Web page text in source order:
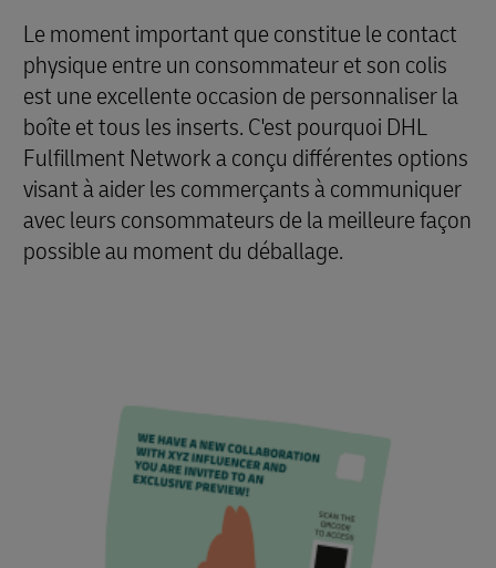
Le moment important que constitue le contact
physique entre un consommateur et son colis
est une excellente occasion de personnaliser la
boîte et tous les inserts. C'est pourquoi DHL
Fulfillment Network a conçu différentes options
visant à aider les commerçants à communiquer
avec leurs consommateurs de la meilleure façon
possible au moment du déballage.